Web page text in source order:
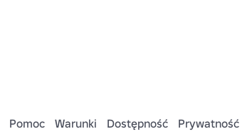
Pomoc Warunki Dostępność Prywatność